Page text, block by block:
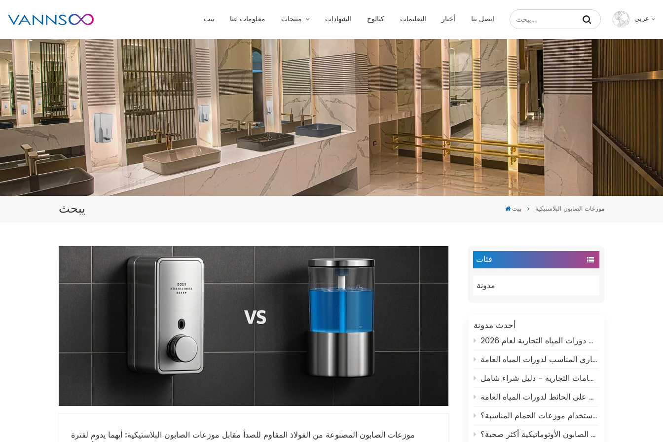
بيت معلومات عنا الشهادات كتالوج التعليمات أخبار اتصل بنا عربي
Français
Español
عربي
يبحث بيت موزعات الصابون البلاستيكية
فئات
مدونة
أحدث مدونة
كيفية اختيار موزع الورق التجاري المناسب لدورات المياه العامة
كيفية اختيار موزعات ورق الحمامات التجارية - دليل شراء شامل
كيفية اختيار موزع صابون تجاري مثبت على الحائط لدورات المياه العامة
كيف يمكن للشركات توفير المال باستخدام موزعات الحمام المناسبة؟
هل موزعات الصابون الأوتوماتيكية أكثر صحية؟
موزعات الصابون المصنوعة من الفولاذ المقاوم للصدأ مقابل موزعات الصابون البلاستيكية: أيهما يدوم لفترة